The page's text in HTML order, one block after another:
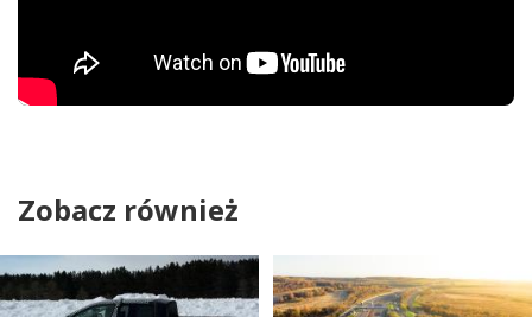
Zobacz również